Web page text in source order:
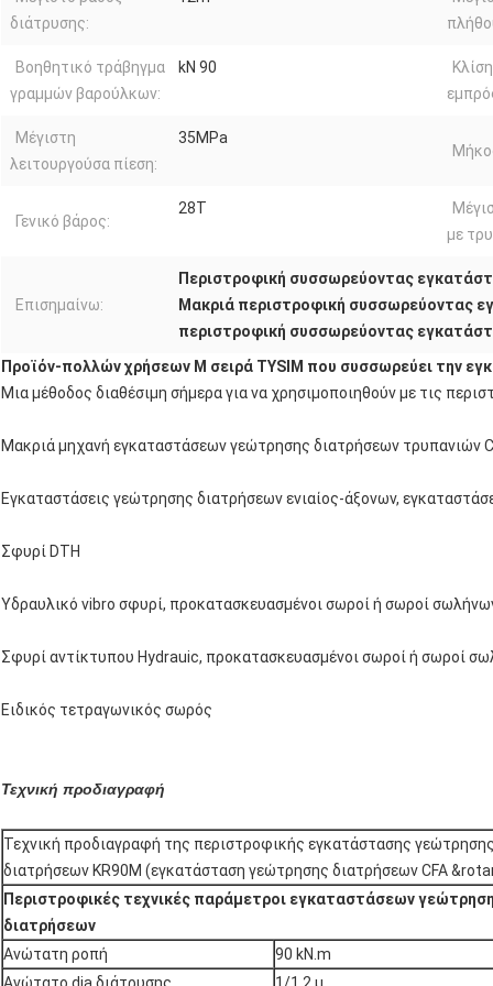
διάτρυσης:
Βοηθητικό τράβηγμα
γραμμών βαρούλκων:
kN 90
Μέγιστη
λειτουργούσα πίεση:
35MPa
Γενικό βάρος:
28T
με
Επισημαίνω:
Περιστροφική συσσωρεύοντας
Μακριά περιστροφική συσσωρεύοντας
περιστροφική συσσωρεύοντας
Προϊόν-πολλών χρήσεων Μ σειρά TYSIM που συσσωρεύει την
Μια μέθοδος διαθέσιμη σήμερα για να χρησιμοποιηθούν με τις
Μακριά μηχανή εγκαταστάσεων γεώτρησης διατρήσεων τρυπανιών
Εγκαταστάσεις γεώτρησης διατρήσεων ενιαίος-άξονων,
Σφυρί DTH
Υδραυλικό vibro σφυρί, προκατασκευασμένοι σωροί ή σωροί
Σφυρί αντίκτυπου Hydrauic, προκατασκευασμένοι σωροί ή σωροί
Ειδικός τετραγωνικός σωρός
Τεχνική προδιαγραφή
Τεχνική προδιαγραφή της περιστροφικής εγκατάστασης
διατρήσεων KR90M (εγκατάσταση γεώτρησης διατρήσεων CFA
Περιστροφικές τεχνικές παράμετροι εγκαταστάσεων
διατρήσεων
Ανώτατη ροπή
90 kN.m
Ανώτατο dia διάτρυσης
1/1.2 μ